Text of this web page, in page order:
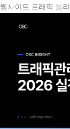
웹사이트 트래픽 늘